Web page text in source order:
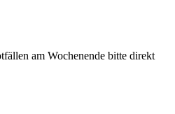
am Wochenende bitte direkt